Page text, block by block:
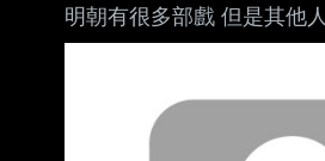
明朝有很多部戲 但是其他
一樣到位 曹操的話，不同
劇演員和作品嗎？ -- 娛樂
真的是這個樣子的 我也覺